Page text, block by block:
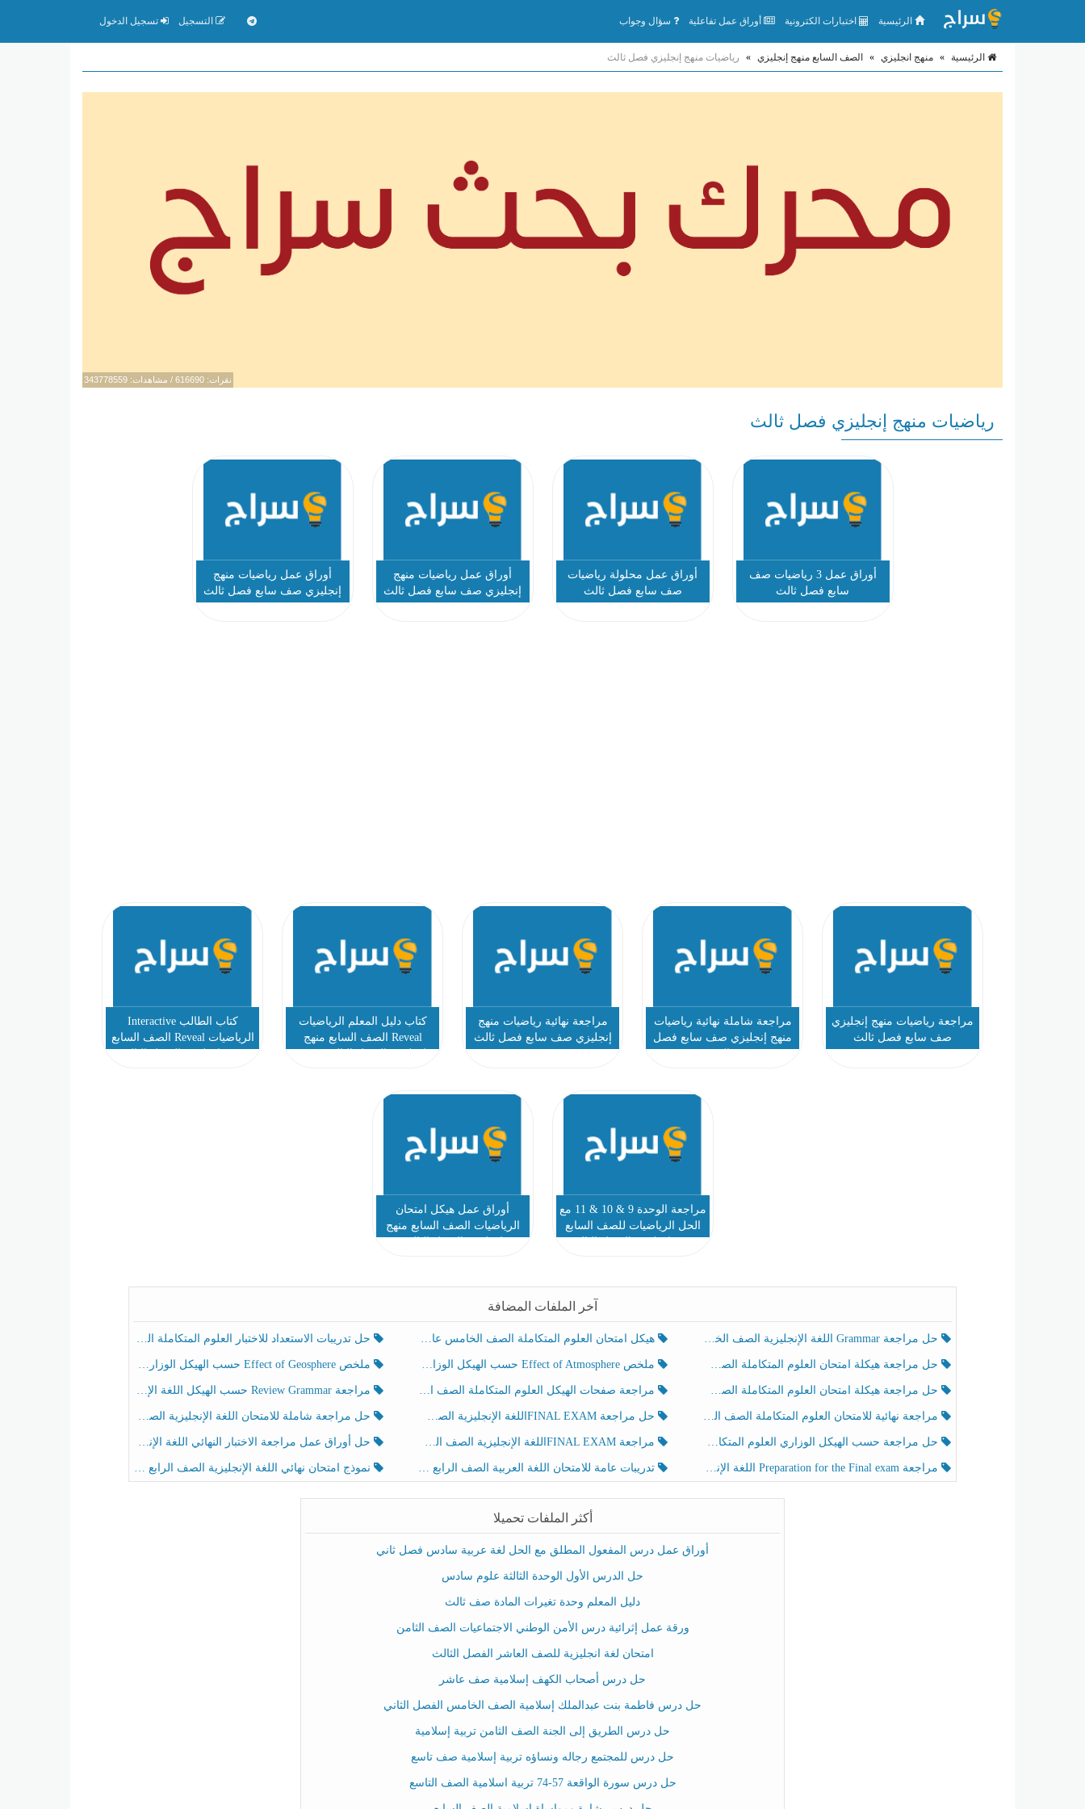
الرئيسية اختبارات الكترونية أوراق عمل تفاعلية سؤال وجواب التسجيل تسجيل الدخول
الرئيسية » منهج انجليزي » الصف السابع منهج إنجليزي » رياضيات منهج إنجليزي فصل ثالث
نقرات: 616690 / مشاهدات: 343778559
رياضيات منهج إنجليزي فصل ثالث
أوراق عمل 3 رياضيات صف
سابع فصل ثالث
أوراق عمل محلولة رياضيات
صف سابع فصل ثالث
أوراق عمل رياضيات منهج
إنجليزي صف سابع فصل ثالث
أوراق عمل رياضيات منهج
إنجليزي صف سابع فصل ثالث
مراجعة رياضيات منهج إنجليزي
صف سابع فصل ثالث
مراجعة شاملة نهائية رياضيات
منهج إنجليزي صف سابع فصل
ثالث
مراجعة نهائية رياضيات منهج
إنجليزي صف سابع فصل ثالث
كتاب دليل المعلم الرياضيات
Reveal الصف السابع منهج
انجليزي الفصل الثالث 2021
كتاب الطالب Interactive
الرياضيات Reveal الصف السابع
منهج انجليزي الفصل الثالث
مراجعة الوحدة 9 & 10 & 11 مع
الحل الرياضيات للصف السابع
منهج انجليزي الفصل الثالث
أوراق عمل هيكل امتحان
الرياضيات الصف السابع منهج
انجليزي الفصل الثالث
آخر الملفات المضافة
حل مراجعة Grammar اللغة الإنجليزية الصف الخامس الفصل الثالث هيكل امتحان العلوم المتكاملة الصف الخامس عام الفصل الدراسي الثالث 2025-2026 حل تدريبات الاستعداد للاختبار العلوم المتكاملة الصف الخامس عام الفصل الثالث
حل مراجعة هيكلة امتحان العلوم المتكاملة الصف الخامس انسبير الفصل الثالث ملخص Effect of Atmosphere حسب الهيكل الوزاري العلوم المتكاملة الصف الخامس انسبير الفصل الثالث ملخص Effect of Geosphere حسب الهيكل الوزاري العلوم المتكاملة الصف الخامس انسبير الفصل الثالث
حل مراجعة هيكلة امتحان العلوم المتكاملة الصف الخامس عام الفصل الثالث مراجعة صفحات الهيكل العلوم المتكاملة الصف الخامس انسبير الفصل الثالث مراجعة Review Grammar حسب الهيكل اللغة الإنجليزية الصف الخامس الفصل الثالث
مراجعة نهائية للامتحان العلوم المتكاملة الصف الخامس انسبير الفصل الثالث حل مراجعة FINAL EXAMاللغة الإنجليزية الصف الخامس الفصل الثالث حل مراجعة شاملة للامتحان اللغة الإنجليزية الصف الخامس الفصل الثالث
حل مراجعة حسب الهيكل الوزاري العلوم المتكاملة الصف الخامس عام الفصل الثالث مراجعة FINAL EXAMاللغة الإنجليزية الصف الخامس الفصل الثالث حل أوراق عمل مراجعة الاختبار النهائي اللغة الإنجليزية الصف الرابع الفصل الثالث
مراجعة Preparation for the Final exam اللغة الإنجليزية الصف الرابع الفصل الثالث تدريبات عامة للامتحان اللغة العربية الصف الرابع الفصل الثالث نموذج امتحان نهائي اللغة الإنجليزية الصف الرابع الفصل الثالث
أكثر الملفات تحميلا
أوراق عمل درس المفعول المطلق مع الحل لغة عربية سادس فصل ثاني
حل الدرس الأول الوحدة الثالثة علوم سادس
دليل المعلم وحدة تغيرات المادة صف ثالث
ورقة عمل إثرائية درس الأمن الوطني الاجتماعيات الصف الثامن
امتحان لغة انجليزية للصف العاشر الفصل الثالث
حل درس أصحاب الكهف إسلامية صف عاشر
حل درس فاطمة بنت عبدالملك إسلامية الصف الخامس الفصل الثاني
حل درس الطريق إلى الجنة الصف الثامن تربية إسلامية
حل درس للمجتمع رجاله ونساؤه تربية إسلامية صف تاسع
حل درس سورة الواقعة 57-74 تربية اسلامية الصف التاسع